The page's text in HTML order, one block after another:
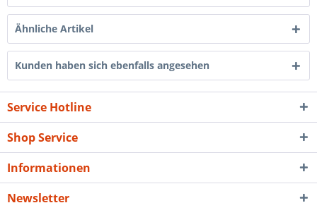
Ähnliche Artikel
Kunden haben sich ebenfalls angesehen
Service Hotline
Shop Service
Informationen
Newsletter